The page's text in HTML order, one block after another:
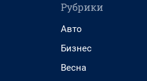
Рубрики
Авто
Бизнес
Весна